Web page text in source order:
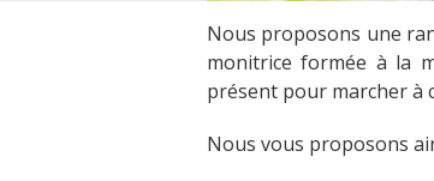
Nous proposons une
monitrice formée à la
présent pour marcher à
Nous vous proposons